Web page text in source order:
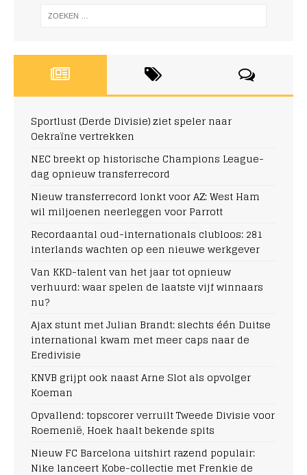
Sportlust (Derde Divisie) ziet speler naar
Oekraïne vertrekken
NEC breekt op historische Champions League-
dag opnieuw transferrecord
Nieuw transferrecord lonkt voor AZ: West Ham
wil miljoenen neerleggen voor Parrott
Recordaantal oud-internationals clubloos: 281
interlands wachten op een nieuwe werkgever
Van KKD-talent van het jaar tot opnieuw
verhuurd: waar spelen de laatste vijf winnaars
nu?
Ajax stunt met Julian Brandt: slechts één Duitse
international kwam met meer caps naar de
Eredivisie
KNVB grijpt ook naast Arne Slot als opvolger
Koeman
Opvallend: topscorer verruilt Tweede Divisie voor
Roemenië, Hoek haalt bekende spits
Nieuw FC Barcelona uitshirt razend populair:
Nike lanceert Kobe-collectie met Frenkie de